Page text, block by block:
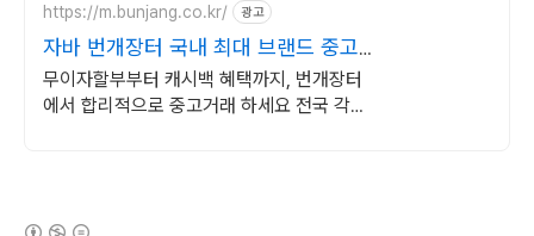
https://m.bunjang.co.kr/ 광고
자바 번개장터 국내 최대 브랜드 중고
거래
무이자할부부터 캐시백 혜택까지, 번개장터
에서 합리적으로 중고거래 하세요 전국 각지